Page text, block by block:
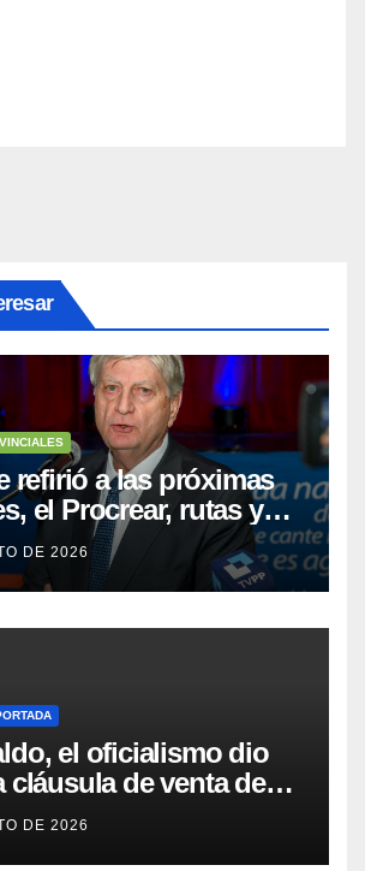
refirió a las próximas
el Procrear, rutas y
DE 2026
el oficialismo dio
cláusula de venta de
para salvar la
DE 2026